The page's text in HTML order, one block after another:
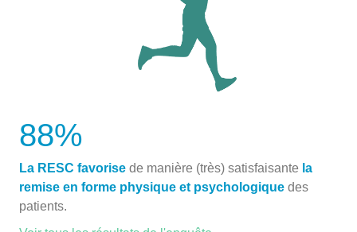
88%
La RESC favorise de manière (très) satisfaisante la
remise en forme physique et psychologique des
patients.